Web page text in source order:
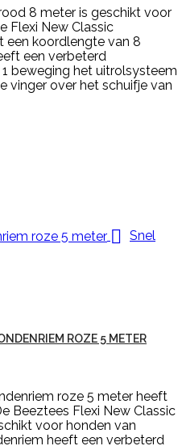
8 meter is geschikt voor
Flexi New Classic
een koordlengte van 8
een verbeterd
beweging het uitrolsysteem
vinger over het schuifje van
 Snel
ROZE 5 METER
roze 5 meter heeft
Beeztees Flexi New Classic
voor honden van
heeft een verbeterd